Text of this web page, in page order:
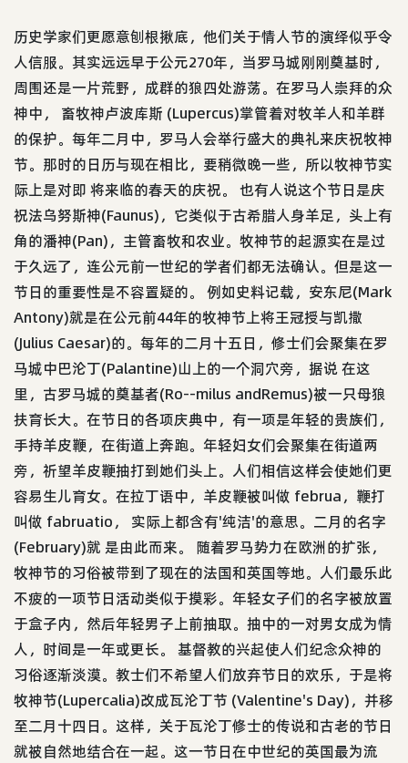
历史学家们更愿意刨根揪底，他们关于情人节的演绎似乎令
人信服。其实远远早于公元270年，当罗马城刚刚奠基时，
周围还是一片荒野，成群的狼四处游荡。在罗马人崇拜的众
神中， 畜牧神卢波库斯 (Lupercus)掌管着对牧羊人和羊群
的保护。每年二月中，罗马人会举行盛大的典礼来庆祝牧神
节。那时的日历与现在相比，要稍微晚一些，所以牧神节实
际上是对即 将来临的春天的庆祝。 也有人说这个节日是庆
祝法乌努斯神(Faunus)，它类似于古希腊人身羊足，头上有
角的潘神(Pan)，主管畜牧和农业。牧神节的起源实在是过
于久远了，连公元前一世纪的学者们都无法确认。但是这一
节日的重要性是不容置疑的。 例如史料记载，安东尼(Mark
Antony)就是在公元前44年的牧神节上将王冠授与凯撒
(Julius Caesar)的。每年的二月十五日，修士们会聚集在罗
马城中巴沦丁(Palantine)山上的一个洞穴旁，据说 在这
里，古罗马城的奠基者(Ro--milus andRemus)被一只母狼
扶育长大。在节日的各项庆典中，有一项是年轻的贵族们，
手持羊皮鞭，在街道上奔跑。年轻妇女们会聚集在街道两
旁，祈望羊皮鞭抽打到她们头上。人们相信这样会使她们更
容易生儿育女。在拉丁语中，羊皮鞭被叫做 februa，鞭打
叫做 fabruatio， 实际上都含有'纯洁'的意思。二月的名字
(February)就 是由此而来。 随着罗马势力在欧洲的扩张，
牧神节的习俗被带到了现在的法国和英国等地。人们最乐此
不疲的一项节日活动类似于摸彩。年轻女子们的名字被放置
于盒子内，然后年轻男子上前抽取。抽中的一对男女成为情
人，时间是一年或更长。 基督教的兴起使人们纪念众神的
习俗逐渐淡漠。教士们不希望人们放弃节日的欢乐，于是将
牧神节(Lupercalia)改成瓦沦丁节 (Valentine's Day)，并移
至二月十四日。这样，关于瓦沦丁修士的传说和古老的节日
就被自然地结合在一起。这一节日在中世纪的英国最为流